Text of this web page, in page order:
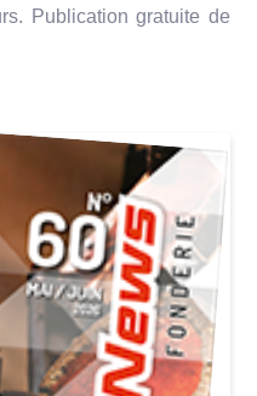
Publication gratuite de